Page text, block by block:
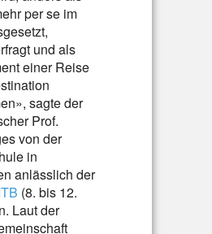
per se im
und als
einer Reise
sagte der
Prof.
von der
in
anlässlich der
(8. bis 12.
Laut der